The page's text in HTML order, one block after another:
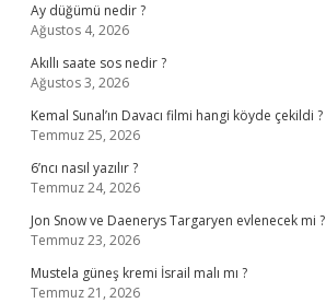
Ay düğümü nedir ?
Ağustos 4, 2026
Akıllı saate sos nedir ?
Ağustos 3, 2026
Kemal Sunal’ın Davacı filmi hangi köyde çekildi ?
Temmuz 25, 2026
6’ncı nasıl yazılır ?
Temmuz 24, 2026
Jon Snow ve Daenerys Targaryen evlenecek mi ?
Temmuz 23, 2026
Mustela güneş kremi İsrail malı mı ?
Temmuz 21, 2026